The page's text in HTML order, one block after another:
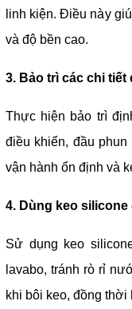
linh kiện. Điều này
và độ bền cao.
3. Bảo trì các chi tiết
Thực hiện bảo trì
điều khiển, đầu
vận hành ổn định và
4. Dùng keo silicone
Sử dụng keo
lavabo, tránh rò rỉ
khi bôi keo, đồng thời